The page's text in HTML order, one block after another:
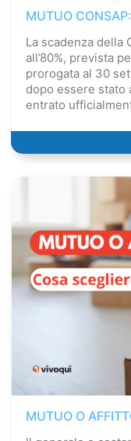
MUTUO
La scadenza della
all’80%, prevista
prorogata al 30
dopo essere stato
entrato
MUTUO O